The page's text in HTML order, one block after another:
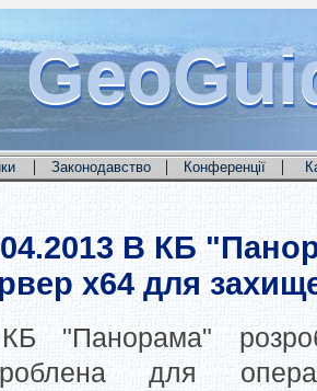
| Законодавство | Конференції |
В КБ
x64 для
"Панорама"
для